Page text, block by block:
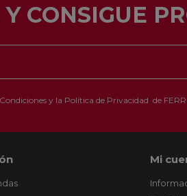
CONSIGUE
y la Política de Privacidad de
Mi